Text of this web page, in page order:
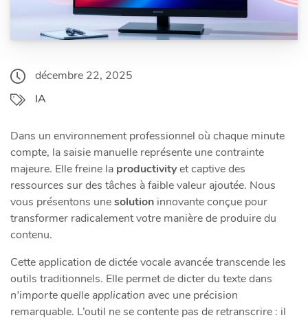
décembre 22, 2025
IA
Dans un environnement professionnel où chaque minute
compte, la saisie manuelle représente une contrainte
majeure. Elle freine la productivityet captive des
ressources sur des tâches à faible valeur ajoutée. Nous
vous présentons unesolution innovante conçue pour
transformer radicalement votre manière de produire du
contenu.
Cette application de dictée vocale avancée transcende les
outils traditionnels. Elle permet de dicter du texte dans
n’importe quelle application avec une précision
remarquable. L’outil ne se contente pas de retranscrire : il